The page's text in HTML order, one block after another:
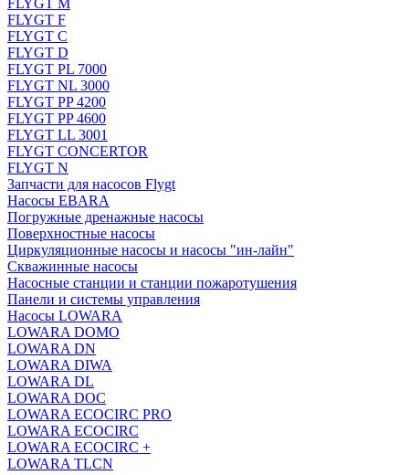
FLYGT M
FLYGT F
FLYGT C
FLYGT D
FLYGT PL 7000
FLYGT NL 3000
FLYGT PP 4200
FLYGT PP 4600
FLYGT LL 3001
FLYGT CONCERTOR
FLYGT N
Запчасти для насосов Flygt
Насосы EBARA
Погружные дренажные насосы
Поверхностные насосы
Циркуляционные насосы и насосы "ин-лайн"
Скважинные насосы
Насосные станции и станции пожаротушения
Панели и системы управления
Насосы LOWARA
LOWARA DOMO
LOWARA DN
LOWARA DIWA
LOWARA DL
LOWARA DOC
LOWARA ECOCIRC PRO
LOWARA ECOCIRC
LOWARA ECOCIRC +
LOWARA TLCN